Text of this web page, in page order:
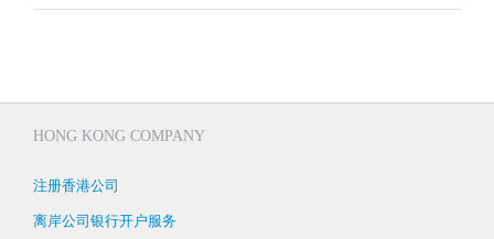
HONG KONG COMPANY
注册香港公司
离岸公司银行开户服务